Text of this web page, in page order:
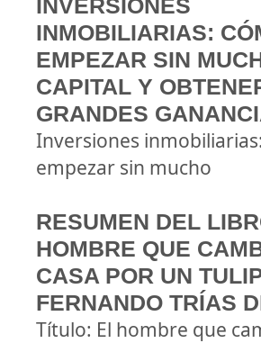
INVERSIONES
INMOBILIARIAS:
EMPEZAR SIN
CAPITAL Y
GRANDES
Inversiones
empezar sin mucho
RESUMEN DEL
HOMBRE QUE
CASA POR UN
FERNANDO TRÍAS
Título: El hombre que